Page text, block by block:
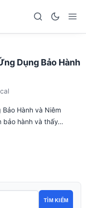
Dụng Bảo Hành
Bảo Hành và Niêm
bảo hành và thấy…
TÌM KIẾM